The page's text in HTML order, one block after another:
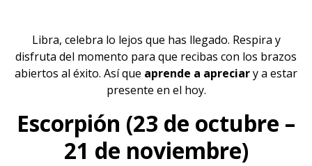
Libra, celebra lo lejos que has llegado. Respira y
disfruta del momento para que recibas con los brazos
abiertos al éxito. Así que aprende a apreciary a estar
presente en el hoy.
Escorpión (23 de octubre –
21 de noviembre)